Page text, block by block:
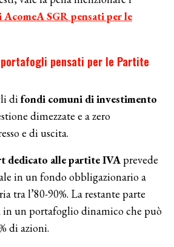
SGR pensati per le
portafogli pensati per le Partite
difondi comuni di investimento
dimezzate e a zero
e di uscita.
dedicato alle partite IVAprevede
in un fondo obbligazionario a
tra l’80-90%. La restante parte
in un portafoglio dinamico che può
di azioni.